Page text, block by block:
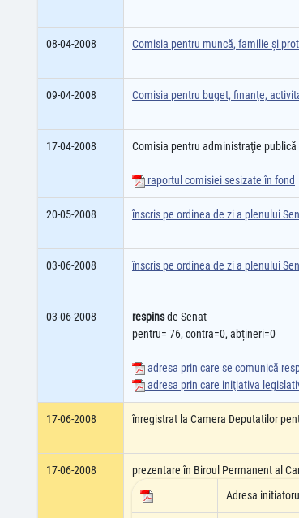
08-04-2008 Comisia pentru muncă, familie şi
09-04-2008 Comisia pentru buget, finanţe,
17-04-2008 Comisia pentru administraţie
raportul comisiei sesizate în fond
20-05-2008 înscris pe ordinea de zi a plenului
03-06-2008 înscris pe ordinea de zi a plenului
03-06-2008 respinsde Senat
pentru= 76, contra=0, abțineri=0
adresa prin care se comunică
adresa prin care iniţiativa
17-06-2008 înregistrat la Camera Deputatilor
17-06-2008
prezentare în Biroul Permanent al
Adresa